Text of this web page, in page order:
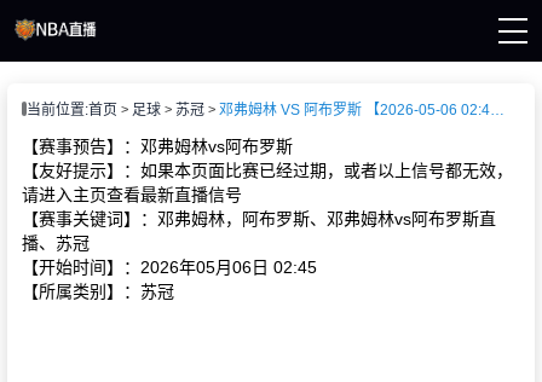
播
闻
当前位置:首页 足球 苏冠 邓弗姆林 VS 阿布罗斯 【2026-05-06 02:45:00】
【赛事预告】：邓弗姆林vs阿布罗斯
【友好提示】：如果本页面比赛已经过期，或者以上信号都无效，
请进入主页查看最新直播信号
【赛事关键词】：邓弗姆林，阿布罗斯、邓弗姆林vs阿布罗斯直
播、苏冠
【开始时间】：2026年05月06日 02:45
【所属类别】：苏冠